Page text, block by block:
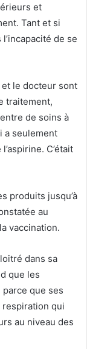
et
Tant et si
de se
et le docteur sont
traitement,
de soins à
a seulement
C’était
produits jusqu’à
au
vaccination.
dans sa
que les
que ses
qui
au niveau des